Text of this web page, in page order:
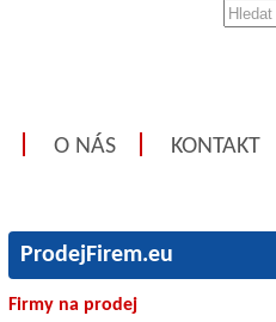
O NÁS KONTAKT
ProdejFirem.eu
Firmy na prodej